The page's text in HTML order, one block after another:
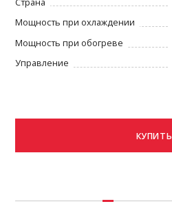
Мощность при охлаждении
Мощность при обогреве
Управление
КУПИТЬ